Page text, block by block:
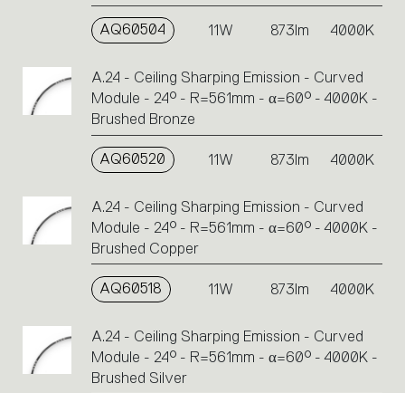
AQ60504 11W 873lm 4000K
A.24 - Ceiling Sharping Emission - Curved
Module - 24° - R=561mm - α=60° - 4000K -
Brushed Bronze
AQ60520 11W 873lm 4000K
A.24 - Ceiling Sharping Emission - Curved
Module - 24° - R=561mm - α=60° - 4000K -
Brushed Copper
AQ60518 11W 873lm 4000K
A.24 - Ceiling Sharping Emission - Curved
Module - 24° - R=561mm - α=60° - 4000K -
Brushed Silver